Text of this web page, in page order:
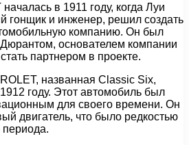
в 1911 году, когда Луи
гонщик и инженер, решил создать
компанию. Он был
основателем компании
партнером в проекте.
названная Classic Six,
году. Этот автомобиль был
для своего времени. Он
двигатель, что было редкостью
периода.